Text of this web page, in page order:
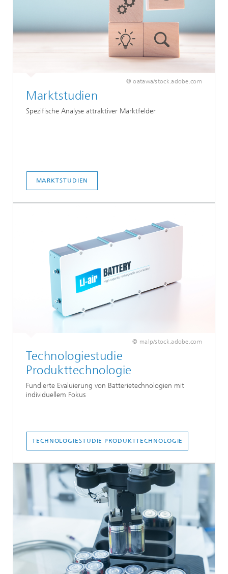
© oatawa/stock.adobe.com
Marktstudien
Spezifische Analyse attraktiver Marktfelder
MARKTSTUDIEN
© malp/stock.adobe.com
Technologiestudie
Produkttechnologie
Fundierte Evaluierung von Batterietechnologien mit
individuellem Fokus
TECHNOLOGIESTUDIE PRODUKTTECHNOLOGIE